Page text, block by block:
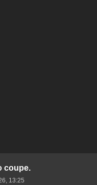
coupe.
13:25